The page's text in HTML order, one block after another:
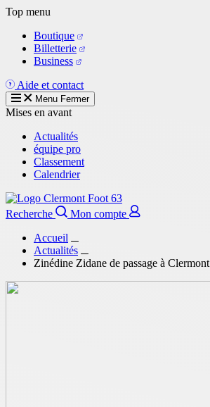
Aller
contenu
principal
Top menu
Boutique
Billetterie
Business
Aide et contact
Menu Fermer
Mises en avant
Actualités
équipe pro
Classement
Calendrier
Recherche
Mon compte
Accueil
Actualités
Zinédine Zidane de passage à Clermont